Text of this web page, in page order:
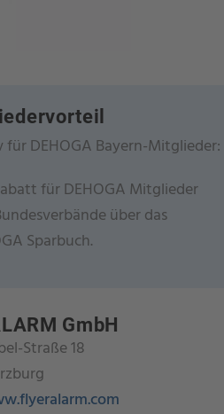
für DEHOGA Bayern-Mitglieder:
für DEHOGA Mitglieder
über das
Sparbuch.
GmbH
Straße 18